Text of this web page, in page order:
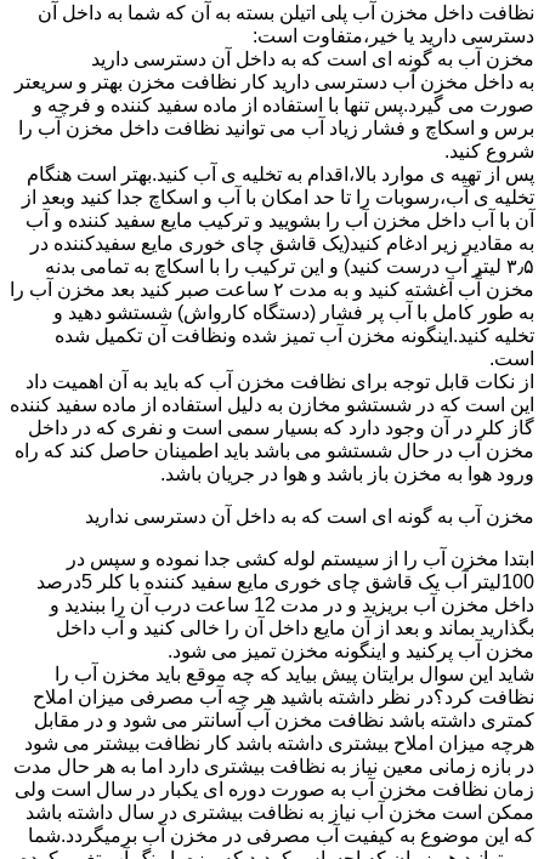
نظافت داخل مخزن آب پلی اتیلن بسته به آن که شما به داخل آن
دسترسی دارید یا خیر،متفاوت است:
مخزن آب به گونه ای است که به داخل آن دسترسی دارید
به داخل مخزن آب دسترسی دارید کار نظافت مخزن بهتر و سریعتر
صورت می گیرد.پس تنها با استفاده از ماده سفید کننده و فرچه و
برس و اسکاچ و فشار زیاد آب می توانید نظافت داخل مخزن آب را
شروع کنید.
پس از تهیه ی موارد بالا،اقدام به تخلیه ی آب کنید.بهتر است هنگام
تخلیه ی آب،رسوبات را تا حد امکان با آب و اسکاچ جدا کنید وبعد از
آن با آب داخل مخزن آب را بشویید و ترکیب مایع سفید کننده و آب
به مقادیر زیر ادغام کنید(یک قاشق چای خوری مایع سفیدکننده در
۳٫۵ لیتر آب درست کنید) و این ترکیب را با اسکاچ به تمامی بدنه
مخزن آّب آغشته کنید و به مدت ۲ ساعت صبر کنید بعد مخزن آب را
به طور کامل با آب پر فشار (دستگاه کارواش) شستشو دهید و
تخلیه کنید.اینگونه مخزن آب تمیز شده ونظافت آن تکمیل شده
است.
از نکات قابل توجه برای نظافت مخزن آب که باید به آن اهمیت داد
این است که در شستشو مخازن به دلیل استفاده از ماده سفید کننده
گاز کلر در آن وجود دارد که بسیار سمی است و نفری که در داخل
مخزن آب در حال شستشو می باشد باید اطمینان حاصل کند که راه
ورود هوا به مخزن باز باشد و هوا در جریان باشد.
مخزن آب به گونه ای است که به داخل آن دسترسی ندارید
ابتدا مخزن آب را از سیستم لوله کشی جدا نموده و سپس در
100لیتر آب یک قاشق چای خوری مایع سفید کننده با کلر 5درصد
داخل مخزن آب بریزید و در مدت 12 ساعت درب آن را ببندید و
بگذارید بماند و بعد از آن مایع داخل آن را خالی کنید و آب داخل
مخزن آب پرکنید و اینگونه مخزن تمیز می شود.
شاید این سوال برایتان پیش بیاید که چه موقع باید مخزن آب را
نظافت کرد؟در نظر داشته باشید هر چه آب مصرفی میزان املاح
کمتری داشته باشد نظافت مخزن آب آسانتر می شود و در مقابل
هرچه میزان املاح بیشتری داشته باشد کار نظافت بیشتر می شود
در بازه زمانی معین نیاز به نظافت بیشتری دارد اما به هر حال مدت
زمان نظافت مخزن آب به صورت دوره ای یکبار در سال است ولی
ممکن است مخزن آب نیاز به نظافت بیشتری در سال داشته باشد
که این موضوع به کیفیت آب مصرفی در مخزن آب برمیگردد.شما